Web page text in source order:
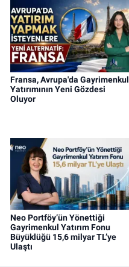
Fransa, Avrupa'da Gayrimenkul
Yatırımının Yeni Gözdesi
Oluyor
Neo Portföy’ün Yönettiği
Gayrimenkul Yatırım Fonu
Büyüklüğü 15,6 milyar TL’ye
Ulaştı